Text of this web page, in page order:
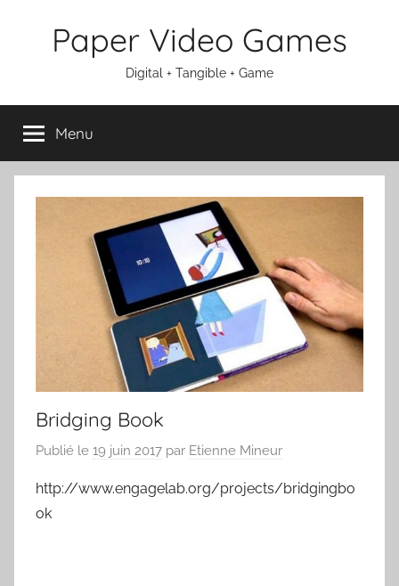
Paper Video Games
Digital + Tangible + Game
Menu
Bridging Book
Publié le 19 juin 2017 par Etienne Mineur
http://www.engagelab.org/projects/bridgingbo
ok